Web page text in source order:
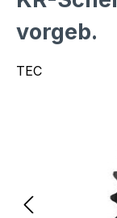
vorgeb.
TEC
Bildergalerie